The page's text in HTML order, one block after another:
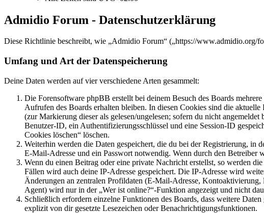
Admidio Forum - Datenschutzerklärung
Diese Richtlinie beschreibt, wie „Admidio Forum“ („https://www.admidio.org/
Umfang und Art der Datenspeicherung
Deine Daten werden auf vier verschiedene Arten gesammelt:
Die Forensoftware phpBB erstellt bei deinem Besuch des Boards
Aufrufen des Boards erhalten bleiben. In diesen Cookies sind die
(zur Markierung dieser als gelesen/ungelesen; sofern du nicht
Benutzer-ID, ein Authentifizierungsschlüssel und eine Session-ID
Cookies löschen“ löschen.
Weiterhin werden die Daten gespeichert, die du bei der Registrierung, in
E-Mail-Adresse und ein Passwort notwendig. Wenn durch den Betreiber
Wenn du einen Beitrag oder eine private Nachricht erstellst, so werden
Fällen wird auch deine IP-Adresse gespeichert. Die IP-Adresse wird
Änderungen an zentralen Profildaten (E-Mail-Adresse,
Agent) wird nur in der „Wer ist online?“-Funktion angezeigt und nicht
Schließlich erfordern einzelne Funktionen des Boards, dass weitere
explizit von dir gesetzte Lesezeichen oder Benachrichtigungsfunktionen.